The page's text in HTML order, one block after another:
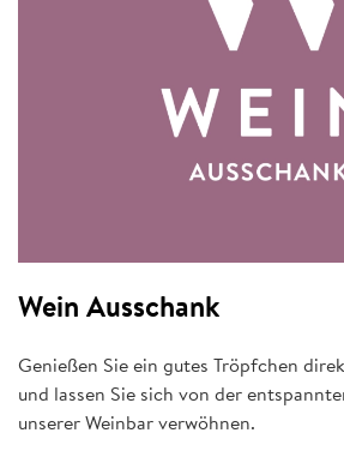
Wein Ausschank
Genießen Sie ein gutes Tröpfchen
und lassen Sie sich von der
unserer Weinbar verwöhnen.